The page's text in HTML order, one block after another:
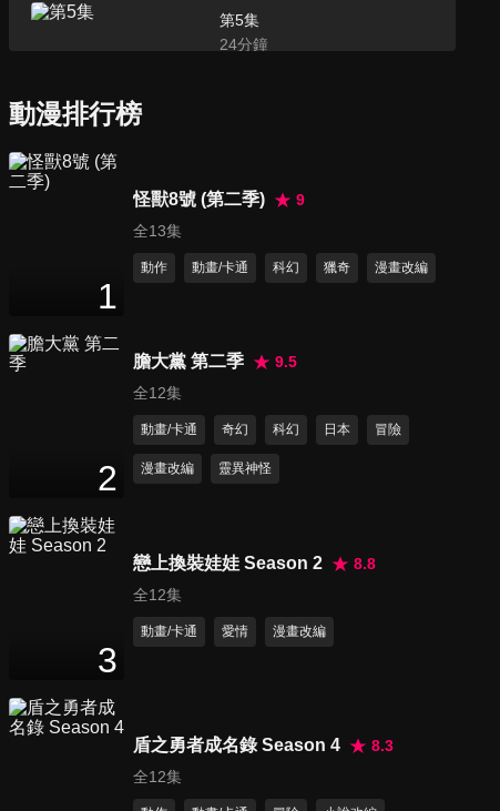
第5集
24分鐘
24分鐘
第8集
第9集
第10集
動漫排行榜
1
怪獸8號 (第二季)
9
全13集
動作 動畫/卡通 科幻 獵奇 漫畫改編
2
膽大黨 第二季
9.5
全12集
動畫/卡通 奇幻 科幻 日本 冒險
漫畫改編 靈異神怪
3
戀上換裝娃娃 Season 2
8.8
全12集
動畫/卡通 愛情 漫畫改編
盾之勇者成名錄 Season 4
8.3
全12集